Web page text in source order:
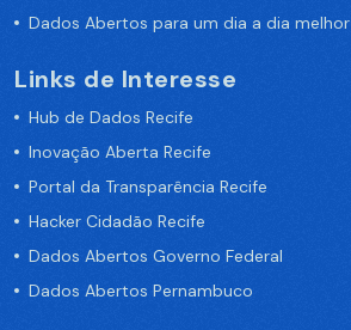
Dados Abertos para um dia a dia melhor
Links de Interesse
Hub de Dados Recife
Inovação Aberta Recife
Portal da Transparência Recife
Hacker Cidadão Recife
Dados Abertos Governo Federal
Dados Abertos Pernambuco